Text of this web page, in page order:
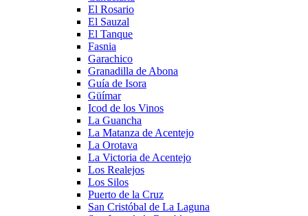
El Rosario
El Sauzal
El Tanque
Fasnia
Garachico
Granadilla de Abona
Guía de Isora
Güímar
Icod de los Vinos
La Guancha
La Matanza de Acentejo
La Orotava
La Victoria de Acentejo
Los Realejos
Los Silos
Puerto de la Cruz
San Cristóbal de La Laguna